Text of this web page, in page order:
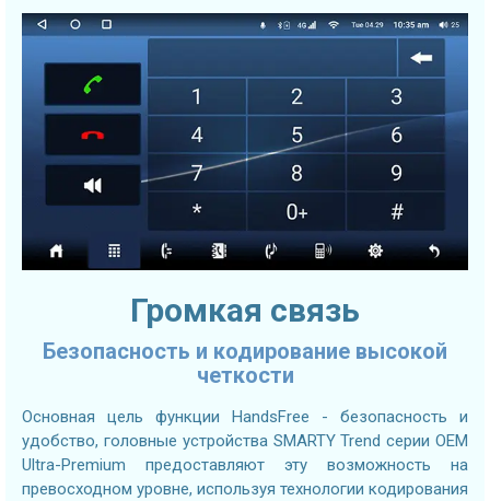
Громкая связь
Безопасность и кодирование высокой
четкости
Основная цель функции HandsFree - безопасность и
удобство, головные устройства SMARTY Trend серии OEM
Ultra-Premium предоставляют эту возможность на
превосходном уровне, используя технологии кодирования